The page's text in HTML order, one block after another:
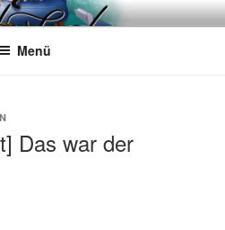
Menü
Das war der